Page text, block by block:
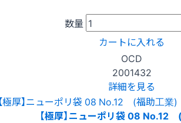
数量
カートに入れる
OCD
2001432
詳細を見る
【極厚】ニューポリ袋 08 No.12